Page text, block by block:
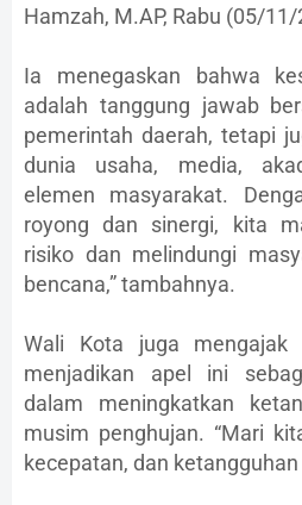
Hamzah, M.AP, Rabu (05/11/
Ia menegaskan bahwa
adalah tanggung jawab
pemerintah daerah, tetapi
dunia usaha, media,
elemen masyarakat.
royong dan sinergi, kita
risiko dan melindungi
bencana,” tambahnya.
Wali Kota juga mengajak
menjadikan apel ini
dalam meningkatkan
musim penghujan. “Mari
kecepatan, dan